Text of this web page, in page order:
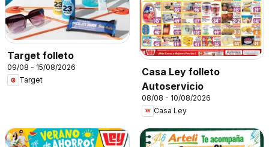
Target folleto
09/08 - 15/08/2026
Target
Casa Ley folleto
Autoservicio
08/08 - 10/08/2026
Casa Ley